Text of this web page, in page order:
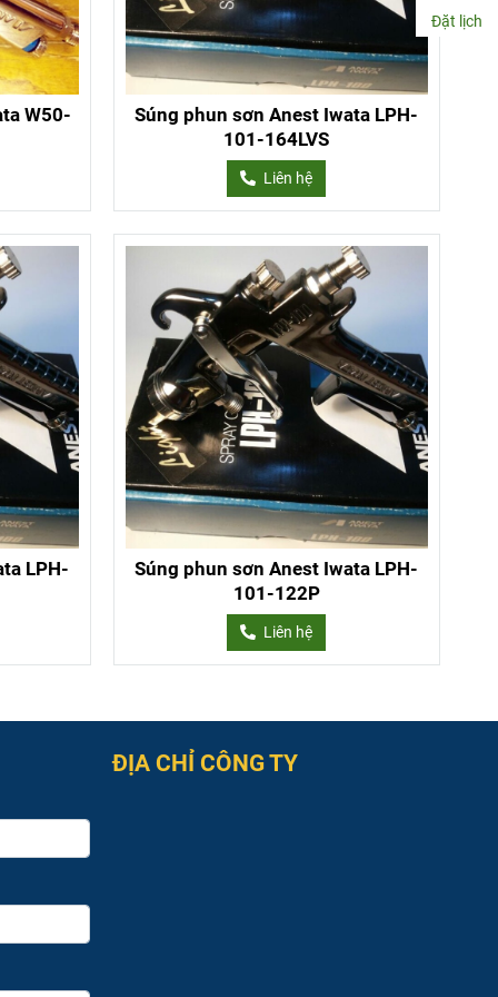
W50-
Súng phun sơn Anest Iwata LPH-
101-164LVS
Liên hệ
LPH-
Súng phun sơn Anest Iwata LPH-
101-122P
Liên hệ
ĐỊA CHỈ CÔNG TY
Đặt lịch